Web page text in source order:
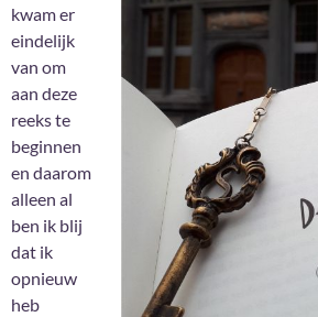
kwam er
eindelijk
van om
aan deze
reeks te
beginnen
en daarom
alleen al
ben ik blij
dat ik
opnieuw
heb